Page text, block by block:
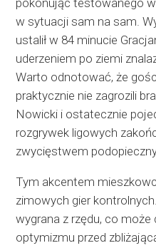
pokonując testowanego
w sytuacji sam na sam.
ustalił w 84 minucie
uderzeniem po ziemi
Warto odnotować, że
praktycznie nie zagrozili
Nowicki i ostatecznie
rozgrywek ligowych
zwycięstwem
Tym akcentem
zimowych gier
wygrana z rzędu, co
optymizmu przed